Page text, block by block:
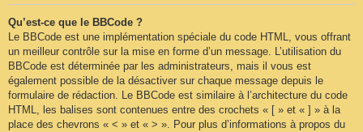
Qu’est-ce que le BBCode ?
Le BBCode est une implémentation spéciale du code HTML, vous offrant
un meilleur contrôle sur la mise en forme d’un message. L’utilisation du
BBCode est déterminée par les administrateurs, mais il vous est
également possible de la désactiver sur chaque message depuis le
formulaire de rédaction. Le BBCode est similaire à l’architecture du code
HTML, les balises sont contenues entre des crochets « [ » et « ] » à la
place des chevrons « < » et « > ». Pour plus d’informations à propos du